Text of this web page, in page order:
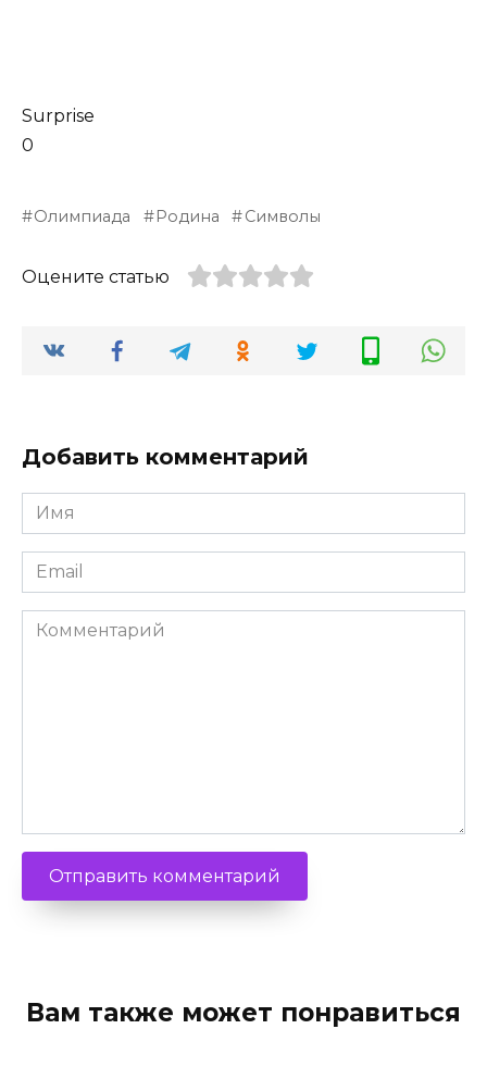
Surprise
0
Олимпиада Родина Символы
Оцените статью
Добавить комментарий
Имя
*
Email
*
Комментарий
Вам также может понравиться